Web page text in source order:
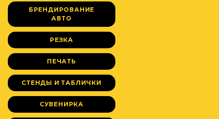
БРЕНДИРОВАНИЕ
АВТО
РЕЗКА
ПЕЧАТЬ
СТЕНДЫ И ТАБЛИЧКИ
СУВЕНИРКА